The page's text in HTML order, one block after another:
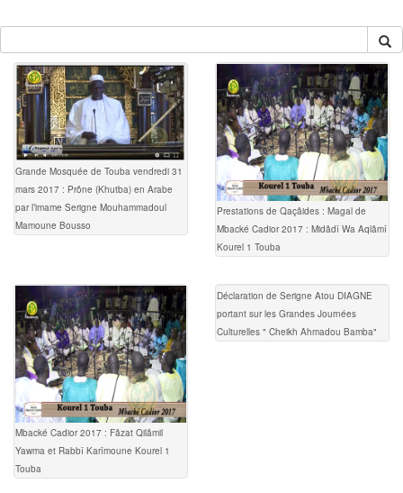
Grande Mosquée de Touba vendredi 31
mars 2017 : Prône (Khutba) en Arabe
par l’imame Serigne Mouhammadoul
Mamoune Bousso
Prestations de Qaçâides : Magal de
Mbacké Cadior 2017 : Midâdî Wa Aqlâmî
Kourel 1 Touba
Mbacké Cadior 2017 : Fâzat Qilâmil
Yawma et Rabbî Karîmoune Kourel 1
Touba
Déclaration de Serigne Atou DIAGNE
portant sur les Grandes Journées
Culturelles " Cheikh Ahmadou Bamba"